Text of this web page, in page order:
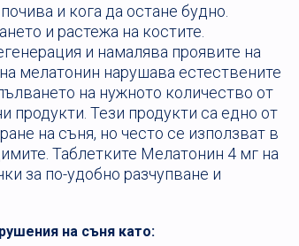
и кога да остане будно.
и растежа на костите.
и намалява проявите на
мелатонин нарушава естествените
на нужното количество от
продукти. Тези продукти са едно от
на съня, но често се използват в
Таблетките Мелатонин 4 мг на
за по-удобно разчупване и
на съня като: